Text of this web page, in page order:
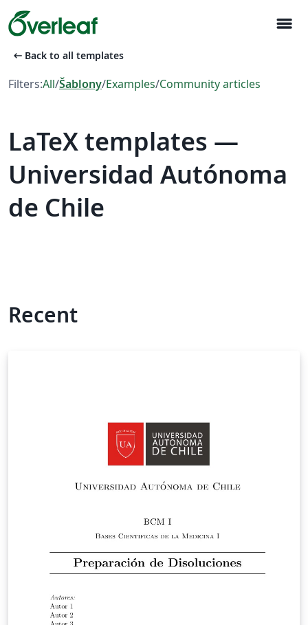
menu
arrow_left_alt Back to all templates
Filters:All/Šablony/Examples/Community articles
LaTeX templates —
Universidad Autónoma
de Chile
Recent